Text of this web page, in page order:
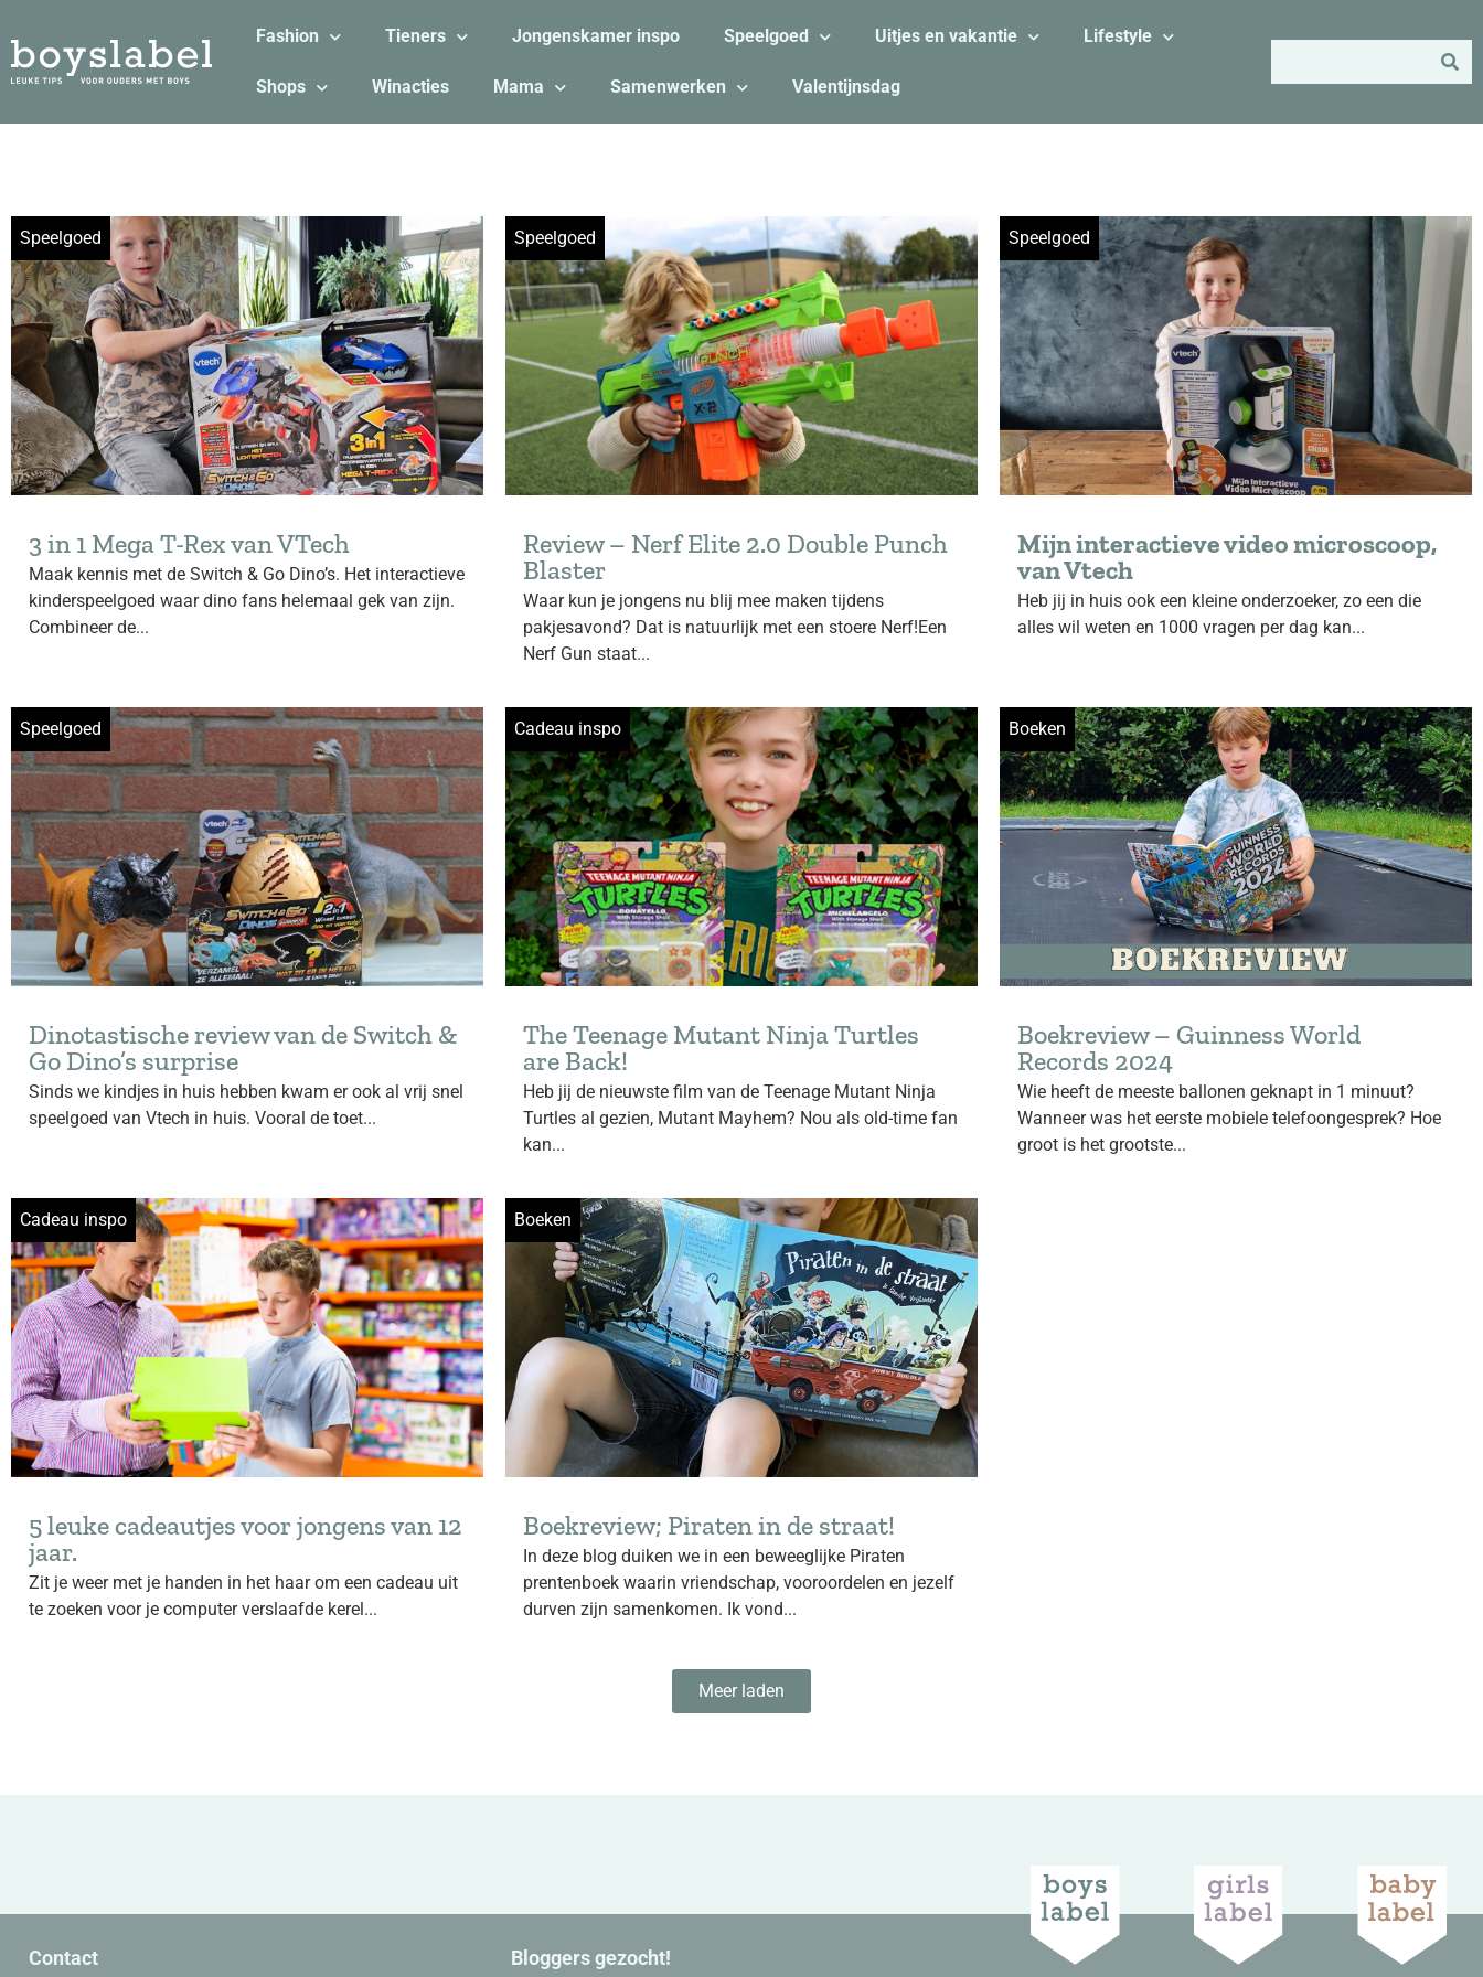
Fashion Tieners Jongenskamer inspo Speelgoed Uitjes en vakantie Lifestyle
Shops Winacties Mama Samenwerken Valentijnsdag
Speelgoed
3 in 1 Mega T-Rex van VTech
Maak kennis met de Switch & Go Dino’s. Het interactieve
kinderspeelgoed waar dino fans helemaal gek van zijn.
Combineer de...
Speelgoed
Review – Nerf Elite 2.0 Double Punch
Blaster
Waar kun je jongens nu blij mee maken tijdens
pakjesavond? Dat is natuurlijk met een stoere Nerf!Een
Nerf Gun staat...
Speelgoed
Mijn interactieve video microscoop,
van Vtech
Heb jij in huis ook een kleine onderzoeker, zo een die
alles wil weten en 1000 vragen per dag kan...
Speelgoed
Dinotastische review van de Switch &
Go Dino’s surprise
Sinds we kindjes in huis hebben kwam er ook al vrij snel
speelgoed van Vtech in huis. Vooral de toet...
Cadeau inspo
The Teenage Mutant Ninja Turtles
are Back!
Heb jij de nieuwste film van de Teenage Mutant Ninja
Turtles al gezien, Mutant Mayhem? Nou als old-time fan
kan...
Boeken
Boekreview – Guinness World
Records 2024
Wie heeft de meeste ballonen geknapt in 1 minuut?
Wanneer was het eerste mobiele telefoongesprek? Hoe
groot is het grootste...
Cadeau inspo
5 leuke cadeautjes voor jongens van 12
jaar.
Zit je weer met je handen in het haar om een cadeau uit
te zoeken voor je computer verslaafde kerel...
Boeken
Boekreview; Piraten in de straat!
In deze blog duiken we in een beweeglijke Piraten
prentenboek waarin vriendschap, vooroordelen en jezelf
durven zijn samenkomen. Ik vond...
Meer laden
Contact
Bloggers gezocht!